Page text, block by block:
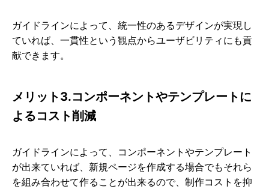
ガイドラインによって、統一性のあるデザインが実現し
ていれば、一貫性という観点からユーザビリティにも貢
献できます。
メリット3.コンポーネントやテンプレートに
よるコスト削減
ガイドラインによって、コンポーネントやテンプレート
が出来ていれば、新規ページを作成する場合でもそれら
を組み合わせて作ることが出来るので、制作コストを抑